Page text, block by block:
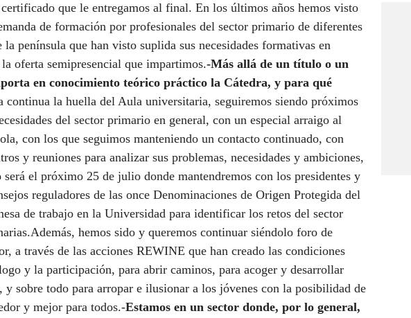
que le entregamos al final. En los últimos años hemos visto
de formación por profesionales del sector primario de diferentes
península que han visto suplida sus necesidades formativas en
oferta semipresencial que impartimos.-Más allá de un título o un
en conocimiento teórico práctico la Cátedra, y para qué
continua la huella del Aula universitaria, seguiremos siendo próximos
del sector primario en general, con un especial arraigo al
con los que seguimos manteniendo un contacto continuado, con
y reuniones para analizar sus problemas, necesidades y ambiciones,
el próximo 25 de julio donde mantendremos con los presidentes y
reguladores de las once Denominaciones de Origen Protegida del
de trabajo en la Universidad para identificar los retos del sector
hemos sido y queremos continuar siéndolo foro de
a través de las acciones REWINE que han creado las condiciones
y la participación, para abrir caminos, para acoger y desarrollar
y sobre todo para arropar e ilusionar a los jóvenes con la posibilidad de
y mejor para todos.-Estamos en un sector donde, por lo general,